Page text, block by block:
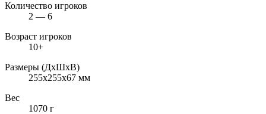
Количество игроков
2 — 6
Возраст игроков
10+
Размеры (ДxШxВ)
255x255x67 мм
Вес
1070 г